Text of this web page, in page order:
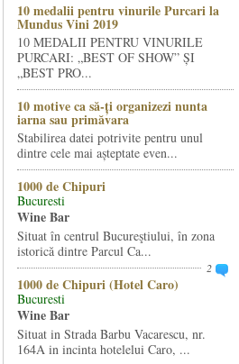
10 medalii pentru vinurile Purcari la
Mundus Vini 2019
10 MEDALII PENTRU VINURILE
PURCARI: „BEST OF SHOW” ȘI
„BEST PRO...
10 motive ca să-ți organizezi nunta
iarna sau primăvara
Stabilirea datei potrivite pentru unul
dintre cele mai așteptate even...
1000 de Chipuri
Bucuresti
Wine Bar
Situat în centrul Bucureştiului, în zona
istorică dintre Parcul Ca...
2
1000 de Chipuri (Hotel Caro)
Bucuresti
Wine Bar
Situat in Strada Barbu Vacarescu, nr.
164A in incinta hotelelui Caro, ...